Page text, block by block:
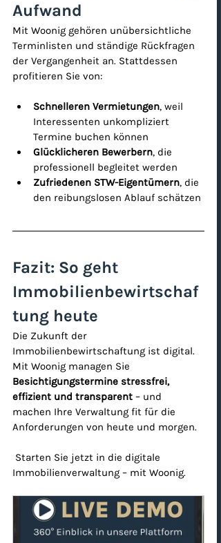
Aufwand
Mit Woonig gehören unübersichtliche
Terminlisten und ständige Rückfragen
der Vergangenheit an. Stattdessen
profitieren Sie von:
Schnelleren Vermietungen, weil
Interessenten unkompliziert
Termine buchen können
Glücklicheren Bewerbern, die
professionell begleitet werden
Zufriedenen STW-Eigentümern, die
den reibungslosen Ablauf schätzen
Fazit: So geht
Immobilienbewirtschaf
tung heute
Die Zukunft der
Immobilienbewirtschaftung ist digital.
Mit Woonig managen Sie
Besichtigungstermine stressfrei,
effizient und transparent – und
machen Ihre Verwaltung fit für die
Anforderungen von heute und morgen.
Immobilienverwaltung – mit Woonig.